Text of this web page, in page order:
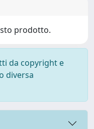
prodotto.
da copyright e
diversa